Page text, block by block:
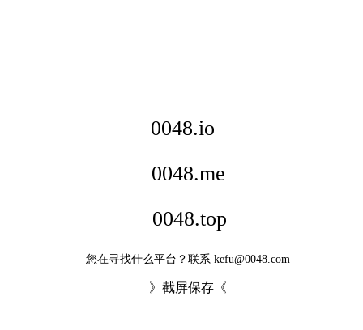
0048.io
0048.me
0048.top
您在寻找什么平台？联系 kefu@0048.com
》截屏保存《